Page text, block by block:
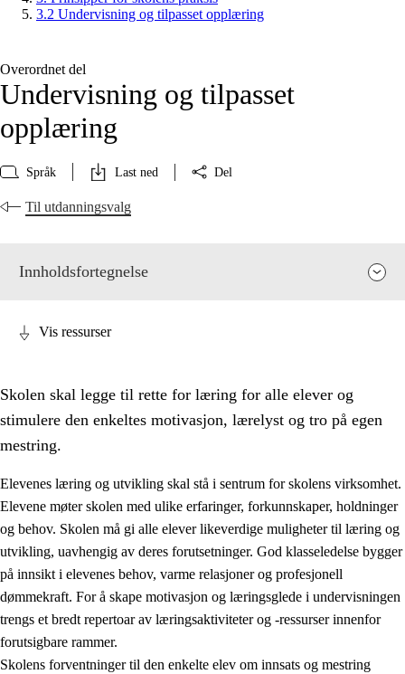
3.2 Undervisning og tilpasset opplæring
Overordnet del
Undervisning og tilpasset
opplæring
Språk Last ned Del
Til utdanningsvalg
Innholdsfortegnelse
3. Prinsipper for skolens praksis
3.1 Et inkluderende læringsmiljø
Vis ressurser
Skolen skal legge til rette for læring for alle elever og
stimulere den enkeltes motivasjon, lærelyst og tro på egen
mestring.
Elevenes læring og utvikling skal stå i sentrum for skolens virksomhet.
Elevene møter skolen med ulike erfaringer, forkunnskaper, holdninger
og behov. Skolen må gi alle elever likeverdige muligheter til læring og
utvikling, uavhengig av deres forutsetninger. God klasseledelse bygger
på innsikt i elevenes behov, varme relasjoner og profesjonell
dømmekraft. For å skape motivasjon og læringsglede i undervisningen
trengs et bredt repertoar av læringsaktiviteter og -ressurser innenfor
forutsigbare rammer.
Skolens forventninger til den enkelte elev om innsats og mestring